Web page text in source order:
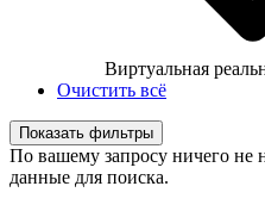
Виртуальная
Очистить всё
Показать фильтры
По вашему запросу ничего не
данные для поиска.